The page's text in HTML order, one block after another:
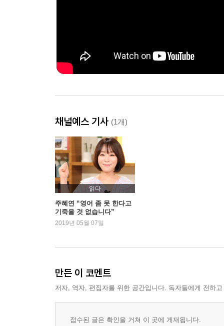
채널예스 기사 (1개)
읽다
주혜연 “영어 좀 못 한다고
기죽을 것 없습니다”
2019년 05월 07일
만든 이 코멘트
저자, 역자, 편집자를 위한 공간입니다. 독자들에게 전하
접수된 글은 확인을 거쳐 이 곳에 게재됩니다.